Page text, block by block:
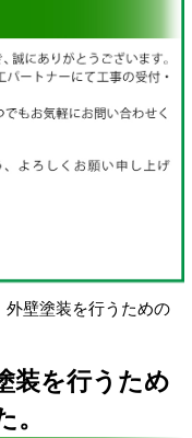
外壁塗装を行うための
装を行うため